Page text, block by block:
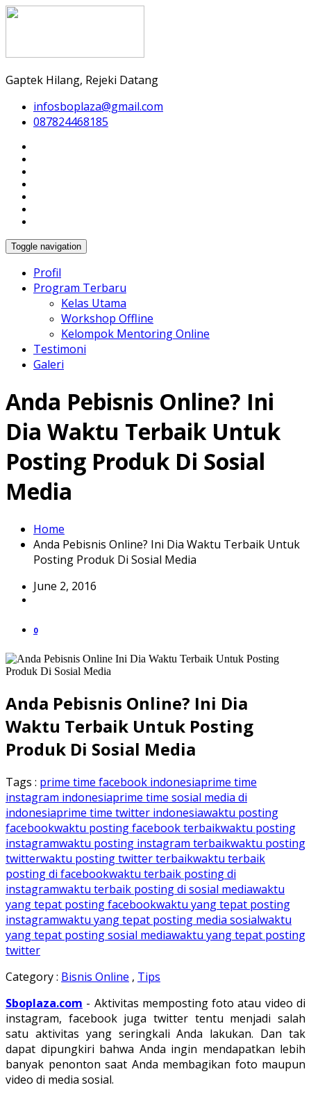
Gaptek Hilang, Rejeki Datang
infosboplaza@gmail.com
087824468185
Toggle navigation
Profil
Program Terbaru
Kelas Utama
Workshop Offline
Kelompok Mentoring Online
Testimoni
Galeri
Anda Pebisnis Online? Ini
Dia Waktu Terbaik Untuk
Posting Produk Di Sosial
Media
Home
Anda Pebisnis Online? Ini Dia Waktu Terbaik Untuk
Posting Produk Di Sosial Media
June 2, 2016
0
Anda Pebisnis Online? Ini Dia
Waktu Terbaik Untuk Posting
Produk Di Sosial Media
Tags : prime time facebook indonesiaprime time
instagram indonesiaprime time sosial media di
indonesiaprime time twitter indonesiawaktu posting
facebookwaktu posting facebook terbaikwaktu posting
instagramwaktu posting instagram terbaikwaktu posting
twitterwaktu posting twitter terbaikwaktu terbaik
posting di facebookwaktu terbaik posting di
instagramwaktu terbaik posting di sosial mediawaktu
yang tepat posting facebookwaktu yang tepat posting
instagramwaktu yang tepat posting media sosialwaktu
yang tepat posting sosial mediawaktu yang tepat posting
twitter
Category : Bisnis Online , Tips
Sboplaza.com - Aktivitas memposting foto atau video di
instagram, facebook juga twitter tentu menjadi salah
satu aktivitas yang seringkali Anda lakukan. Dan tak
dapat dipungkiri bahwa Anda ingin mendapatkan lebih
banyak penonton saat Anda membagikan foto maupun
video di media sosial.